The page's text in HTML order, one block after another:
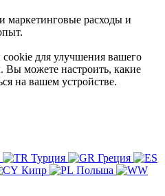
маркетинговые расходы и
для улучшения вашего
Вы можете настроить, какие
на вашем устройстве.
Турция
Греция
Кипр
Польша